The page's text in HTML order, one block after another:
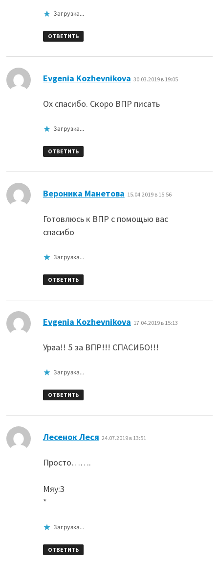
Загрузка...
ОТВЕТИТЬ
Evgenia Kozhevnikova 30.03.2019 в 19:05
Ох спасибо. Скоро ВПР писать
Загрузка...
ОТВЕТИТЬ
Вероника Манетова 15.04.2019 в 15:56
Готовлюсь к ВПР с помощью вас
спасибо
Загрузка...
ОТВЕТИТЬ
Evgenia Kozhevnikova 17.04.2019 в 15:13
Ураа!! 5 за ВПР!!! СПАСИБО!!!
Загрузка...
ОТВЕТИТЬ
Лесенок Леся 24.07.2019 в 13:51
Просто…….
Мяу:3
*
Загрузка...
ОТВЕТИТЬ